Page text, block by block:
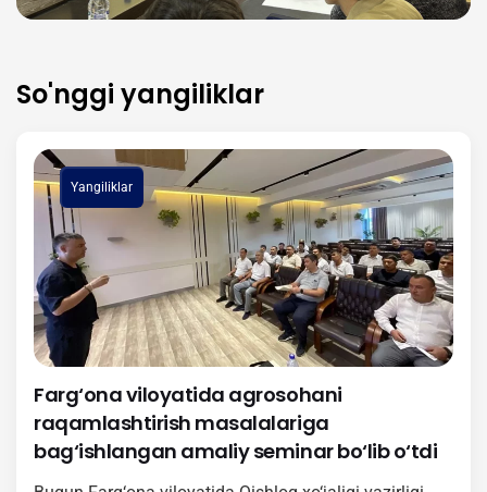
So'nggi yangiliklar
Yangiliklar
Farg‘ona viloyatida agrosohani
raqamlashtirish masalalariga
bag‘ishlangan amaliy seminar bo‘lib o‘tdi